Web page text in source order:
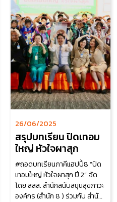
26/06/2025
สรุปบทเรียน ปิดเทอม
ใหญ่ หัวใจผาสุก
#ถอดบทเรียนภาคีแฮปปี้8 “ปิด
เทอมใหญ่ หัวใจผาสุก ปี 2” จัด
โดย สสส. สำนักสนับสนุนสุขภาวะ
องค์กร (สำนัก 8 ) ร่วมกับ สำนัก